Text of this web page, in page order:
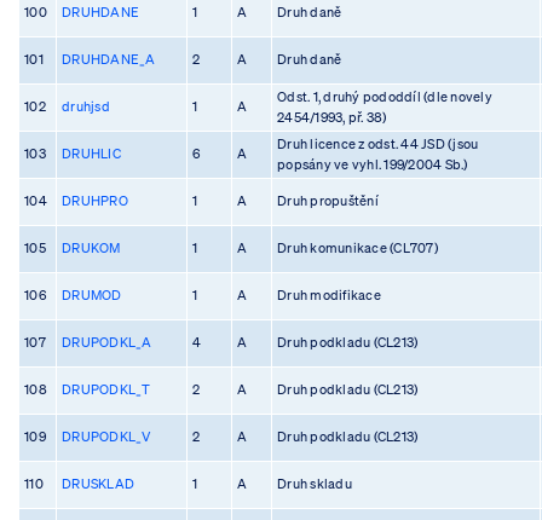
100 DRUHDANE 1 A Druh daně
101 DRUHDANE_A 2 A Druh daně
102 druhjsd 1 A
Odst. 1, druhý pododdíl (dle novely
2454/1993, př. 38)
103 DRUHLIC 6 A
Druh licence z odst. 44 JSD (jsou
popsány ve vyhl. 199/2004 Sb.)
104 DRUHPRO 1 A Druh propuštění
105 DRUKOM 1 A Druh komunikace (CL707)
106 DRUMOD 1 A Druh modifikace
107 DRUPODKL_A 4 A Druh podkladu (CL213)
108 DRUPODKL_T 2 A Druh podkladu (CL213)
109 DRUPODKL_V 2 A Druh podkladu (CL213)
110 DRUSKLAD 1 A Druh skladu